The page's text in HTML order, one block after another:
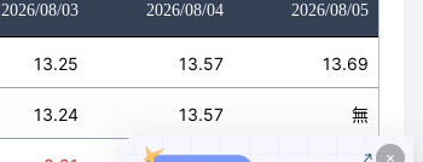
2026/08/03 2026/08/04 2026/08/05
13.25 13.57 13.69
13.24 13.57 無